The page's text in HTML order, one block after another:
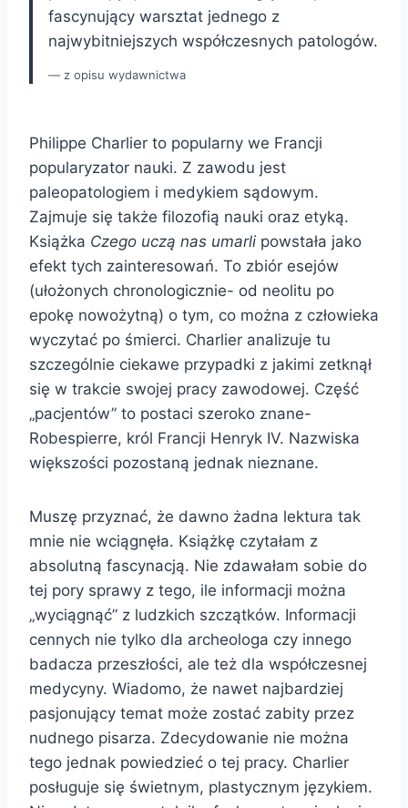
fascynujący warsztat jednego z
najwybitniejszych współczesnych patologów.
z opisu wydawnictwa
Philippe Charlier to popularny we Francji
popularyzator nauki. Z zawodu jest
paleopatologiem i medykiem sądowym.
Zajmuje się także filozofią nauki oraz etyką.
Książka Czego uczą nas umarli powstała jako
efekt tych zainteresowań. To zbiór esejów
(ułożonych chronologicznie- od neolitu po
epokę nowożytną) o tym, co można z człowieka
wyczytać po śmierci. Charlier analizuje tu
szczególnie ciekawe przypadki z jakimi zetknął
się w trakcie swojej pracy zawodowej. Część
„pacjentów” to postaci szeroko znane-
Robespierre, król Francji Henryk IV. Nazwiska
większości pozostaną jednak nieznane.
Muszę przyznać, że dawno żadna lektura tak
mnie nie wciągnęła. Książkę czytałam z
absolutną fascynacją. Nie zdawałam sobie do
tej pory sprawy z tego, ile informacji można
„wyciągnąć” z ludzkich szczątków. Informacji
cennych nie tylko dla archeologa czy innego
badacza przeszłości, ale też dla współczesnej
medycyny. Wiadomo, że nawet najbardziej
pasjonujący temat może zostać zabity przez
nudnego pisarza. Zdecydowanie nie można
tego jednak powiedzieć o tej pracy. Charlier
posługuje się świetnym, plastycznym językiem.